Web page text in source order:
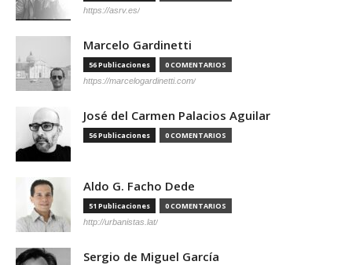
https://asrv.es/
Marcelo Gardinetti
56 Publicaciones 0 COMENTARIOS
https://marcelogardinetti.com/
José del Carmen Palacios Aguilar
56 Publicaciones 0 COMENTARIOS
Aldo G. Facho Dede
51 Publicaciones 0 COMENTARIOS
http://urbanistas.lat/
Sergio de Miguel García